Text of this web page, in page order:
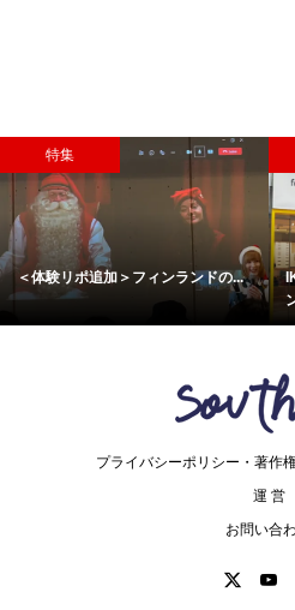
渋谷にオープ
特集
〈コラム〉10月20日、
プライバシーポリシー・著作
運 営
お問い合